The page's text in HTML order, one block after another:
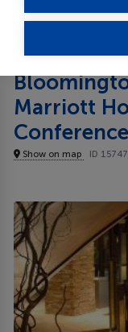
Bloomington-
Marriott
Show on map ID 15747